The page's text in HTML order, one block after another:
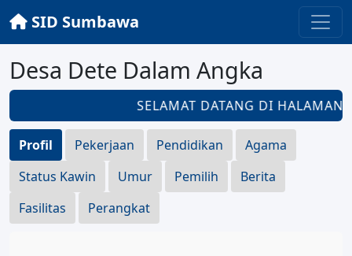
SID Sumbawa
Desa Dete Dalam Angka
SELAMAT DATANG DI HALAMAN
Profil Pekerjaan Pendidikan
Agama
Status Kawin
Umur Pemilih
Berita
Fasilitas
Perangkat